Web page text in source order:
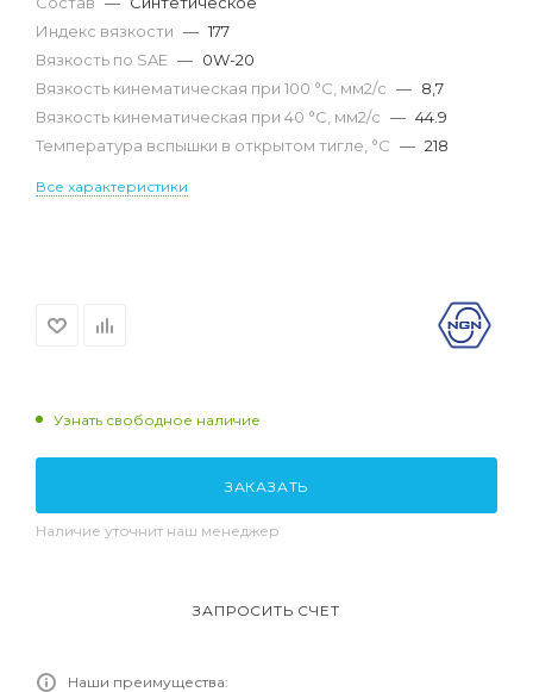
Индекс вязкости — 177
Вязкость по SAE — 0W-20
Вязкость кинематическая при 100 °С, мм2/с — 8,7
Вязкость кинематическая при 40 °С, мм2/с — 44.9
Температура вспышки в открытом тигле, °С — 218
Все характеристики
Узнать свободное наличие
ЗАКАЗАТЬ
Наличие уточнит наш менеджер
ЗАПРОСИТЬ СЧЕТ
Наши преимущества: